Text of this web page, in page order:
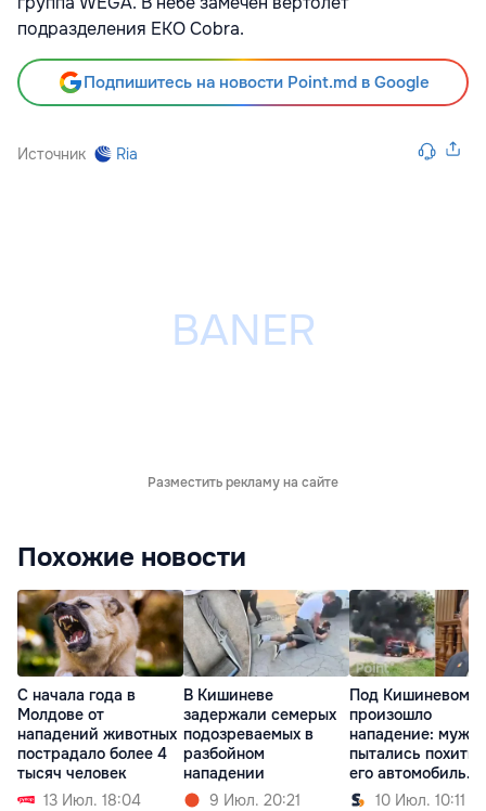
подразделения EKO Cobra.
Подпишитесь на новости Point.md в Google
Источник Ria
Разместить рекламу на сайте
Похожие новости
С начала года в
Молдове от
нападений животных
пострадало более 4
тысяч человек
13 Июл. 18:04
В Кишиневе
задержали семерых
подозреваемых в
разбойном
нападении
9 Июл. 20:21
Под Кишиневом
произошло
нападение:
пытались
его автомобиль
сожгли10 Июл. 10:11